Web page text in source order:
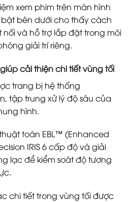
xem phim trên màn hình
bên dưới cho thấy cách
nối và hỗ trợ lắp đặt trong môi
giải trí riêng.
cải thiện chi tiết vùng tối
trang bị hệ thống
tập trung xử lý độ sâu của
hình.
toán EBL™ (Enhanced
IRIS 6 cấp độ và giải
lạc để kiểm soát độ tương
chi tiết trong vùng tối được